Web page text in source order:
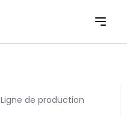
Ligne de production